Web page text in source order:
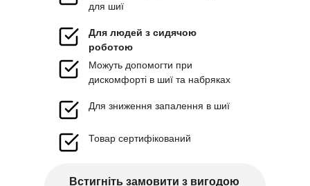
для шиї
Для людей з сидячою
роботою
Товар сертифікований
Для зниження запалення в шиї
Можуть допомогти при
дискомфорті в шиї та набряках
Встигніть замовити з вигодою